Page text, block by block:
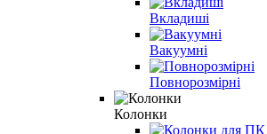
Вкладиші
Вакуумні
Повнорозмірні
Колонки